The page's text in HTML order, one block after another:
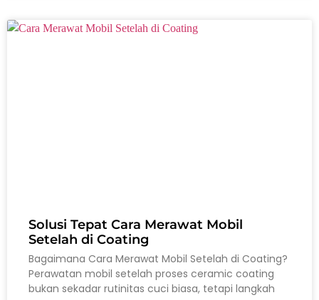
Solusi Tepat Cara Merawat Mobil
Setelah di Coating
Bagaimana Cara Merawat Mobil Setelah di Coating?
Perawatan mobil setelah proses ceramic coating
bukan sekadar rutinitas cuci biasa, tetapi langkah